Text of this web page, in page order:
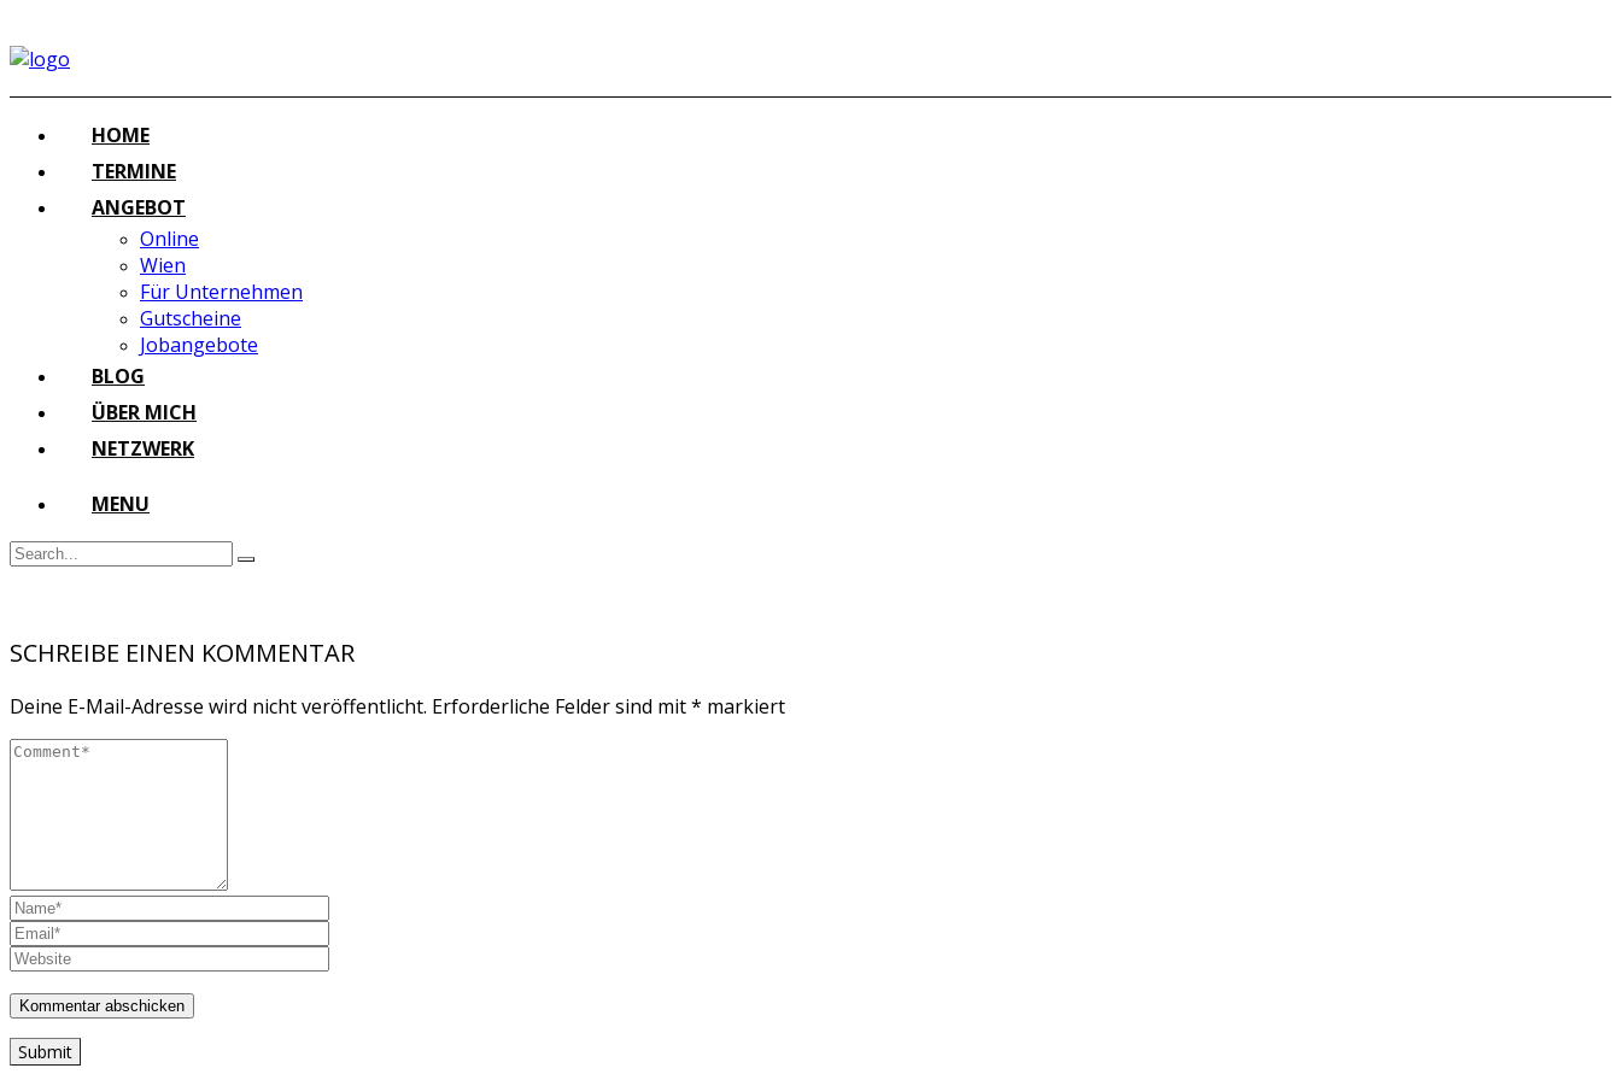
HOME
TERMINE
ANGEBOT
Online
Wien
Für Unternehmen
Gutscheine
Jobangebote
BLOG
ÜBER MICH
NETZWERK
MENU
SCHREIBE EINEN KOMMENTAR
Deine E-Mail-Adresse wird nicht veröffentlicht. Erforderliche Felder sind mit* markiert
Submit